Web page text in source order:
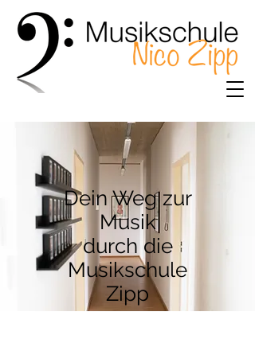
Dein Weg zur
Musik
durch die
Musikschule
Zipp